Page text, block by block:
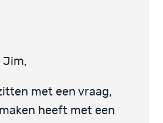
Jim,
met een vraag,
heeft met een